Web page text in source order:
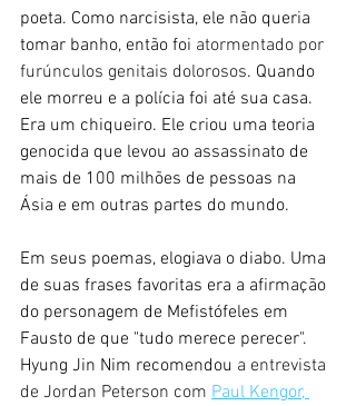
poeta. Como narcisista, ele não queria
tomar banho, então foi atormentado por
furúnculos genitais dolorosos. Quando
ele morreu e a polícia foi até sua casa.
Era um chiqueiro. Ele criou uma teoria
genocida que levou ao assassinato de
mais de 100 milhões de pessoas na
Ásia e em outras partes do mundo.
Em seus poemas, elogiava o diabo. Uma
de suas frases favoritas era a afirmação
do personagem de Mefistófeles em
Fausto de que "tudo merece perecer".
Hyung Jin Nim recomendou a entrevista
de Jordan Peterson com Paul Kengor,